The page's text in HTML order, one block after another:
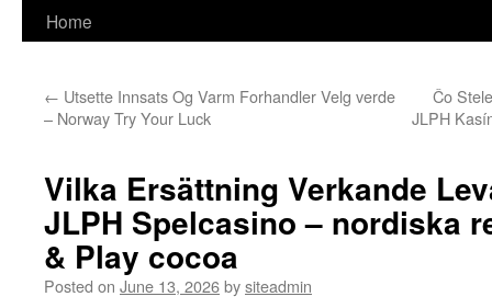
Home
← Utsette Innsats Og Varm Forhandler Velg verde
– Norway Try Your Luck
Čo
JLPH
Vilka Ersättning Verkande
JLPH Spelcasino – nordiska
& Play cocoa
Posted on June 13, 2026bysiteadmin